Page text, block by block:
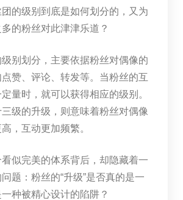
的级别到底是如何划分的，又为
的粉丝对此津津乐道？
别划分，主要依据粉丝对偶像的
赞、评论、转发等。当粉丝的互
量时，就可以获得相应的级别。
级的升级，则意味着粉丝对偶像
，互动更加频繁。
似完美的体系背后，却隐藏着一
题：粉丝的“升级”是否真的是一
种被精心设计的陷阱？